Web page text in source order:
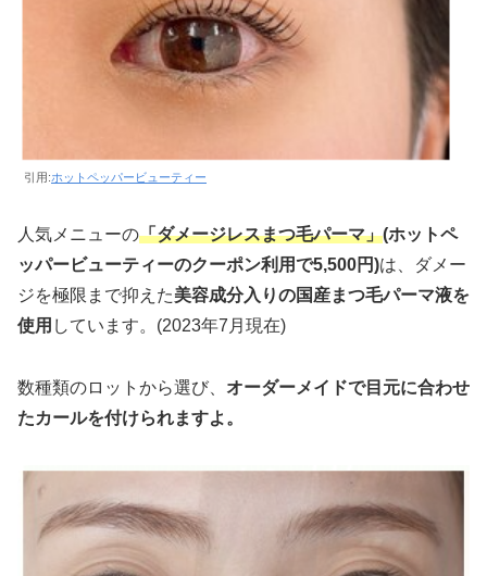
引用:ホットペッパービューティー
人気メニューの「ダメージレスまつ毛パーマ」(ホットペ
ッパービューティーのクーポン利用で5,500円)は、ダメー
ジを極限まで抑えた美容成分入りの国産まつ毛パーマ液を
使用 しています。(2023年7月現在)
数種類のロットから選び、 オーダーメイドで目元に合わせ
たカールを付けられますよ。